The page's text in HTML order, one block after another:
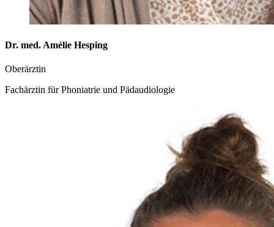
Dr. med. Amélie Hesping
Oberärztin
Fachärztin für Phoniatrie und Pädaudiologie